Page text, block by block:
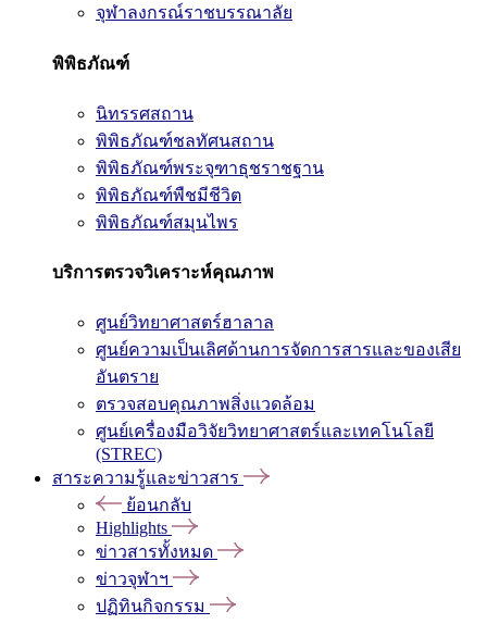
จุฬาลงกรณ์ราชบรรณาลัย
พิพิธภัณฑ์
นิทรรศสถาน
พิพิธภัณฑ์ชลทัศนสถาน
พิพิธภัณฑ์พระจุฑาธุชราชฐาน
พิพิธภัณฑ์พืชมีชีวิต
พิพิธภัณฑ์สมุนไพร
บริการตรวจวิเคราะห์คุณภาพ
ศูนย์วิทยาศาสตร์ฮาลาล
ศูนย์ความเป็นเลิศด้านการจัดการสารและของเสีย
อันตราย
ตรวจสอบคุณภาพสิ่งแวดล้อม
ศูนย์เครื่องมือวิจัยวิทยาศาสตร์และเทคโนโลยี
(STREC)
สาระความรู้และข่าวสาร
ย้อนกลับ
Highlights
ข่าวสารทั้งหมด
ข่าวจุฬาฯ
ปฏิทินกิจกรรม